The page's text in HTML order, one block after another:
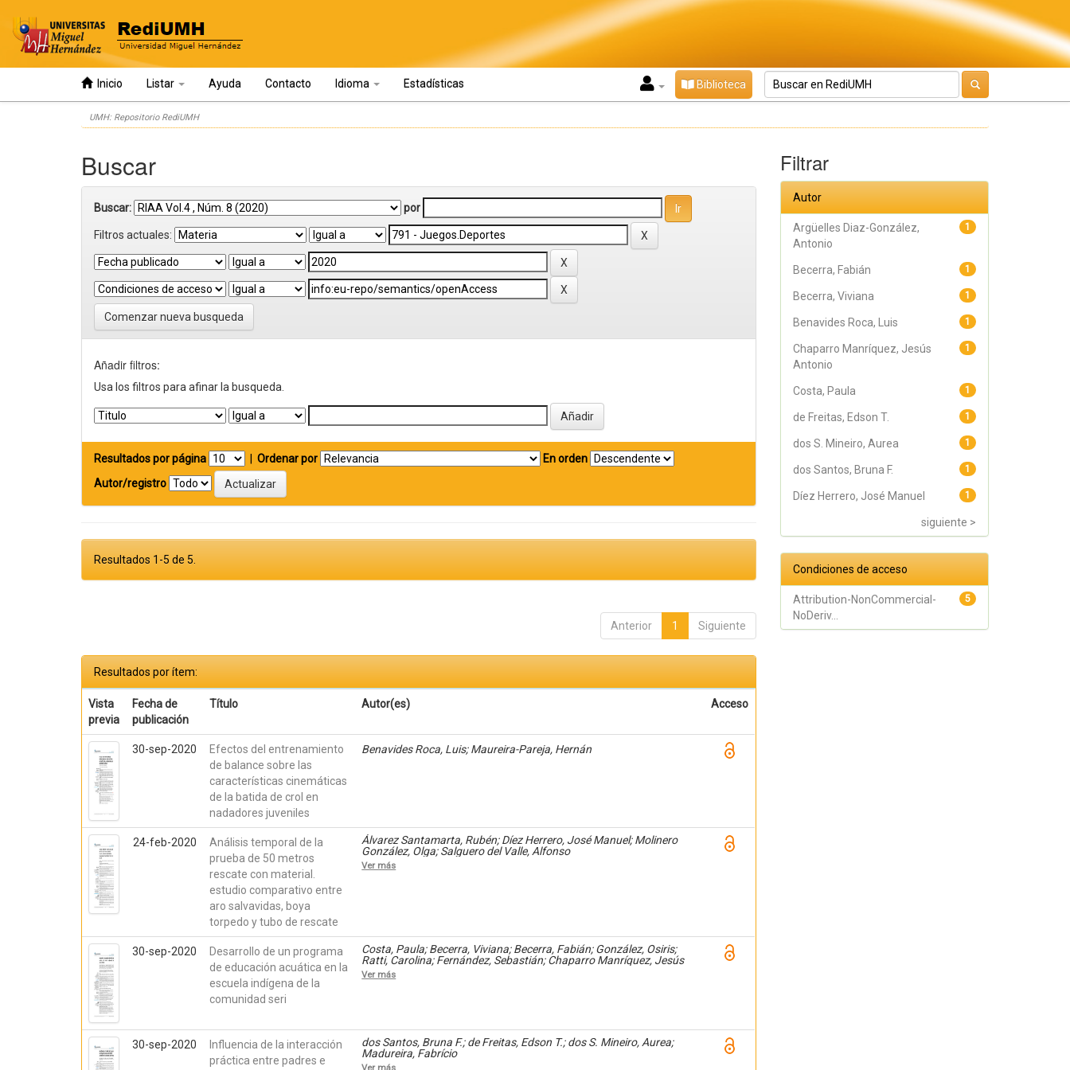
Inicio Listar Ayuda Contacto Idioma Estadísticas Biblioteca
UMH: Repositorio RediUMH
Buscar
Buscar: por
Filtros actuales:
Comenzar nueva busqueda
Añadir filtros:
Usa los filtros para afinar la busqueda.
Resultados por página Ordenar por
En orden
Autor/registro
Resultados 1-5 de 5.
Anterior 1 Siguiente
Resultados por ítem:
Vista
previa
Fecha de
publicación
Título Autor(es) Acceso
30-sep-2020
Efectos del entrenamiento
de balance sobre las
características cinemáticas
de la batida de crol en
nadadores juveniles
Benavides Roca, Luis; Maureira-Pareja, Hernán
24-feb-2020
Análisis temporal de la
prueba de 50 metros
rescate con material.
estudio comparativo entre
aro salvavidas, boya
torpedo y tubo de rescate
Álvarez Santamarta, Rubén; Díez Herrero, José Manuel; Molinero
González, Olga; Salguero del Valle, Alfonso
Ver más
30-sep-2020
Desarrollo de un programa
de educación acuática en la
escuela indígena de la
comunidad seri
Costa, Paula; Becerra, Viviana; Becerra, Fabián; González, Osiris;
Ratti, Carolina; Fernández, Sebastián; Chaparro Manríquez, Jesús
Antonio; Hernández Acevedo, Haide; Santana Meza, Haide Yoselin;
Ramírez Cruz, Alejandro; Pérez, Raymundo; Rodríguez Arellano,
Ver más
30-sep-2020
Influencia de la interacción
práctica entre padres e
dos Santos, Bruna F.; de Freitas, Edson T.; dos S. Mineiro, Aurea;
Madureira, Fabrício
Ver más
Filtrar
Autor
1
Argüelles Diaz-González,
Antonio
1
Becerra, Fabián
1
Becerra, Viviana
1
Benavides Roca, Luis
1
Chaparro Manríquez, Jesús
Antonio
1
Costa, Paula
1
de Freitas, Edson T.
1
dos S. Mineiro, Aurea
1
dos Santos, Bruna F.
1
Díez Herrero, José Manuel
siguiente >
Condiciones de acceso
5
Attribution-NonCommercial-
NoDeriv...